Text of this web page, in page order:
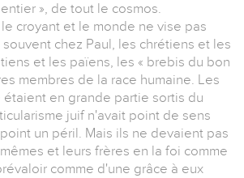
», de tout le cosmos.
croyant et le monde ne vise pas
chez Paul, les chrétiens et les
et les païens, les « brebis du bon
membres de la race humaine. Les
étaient en grande partie sortis du
juif n'avait point de sens
un péril. Mais ils ne devaient pas
et leurs frères en la foi comme
comme d'une grâce à eux